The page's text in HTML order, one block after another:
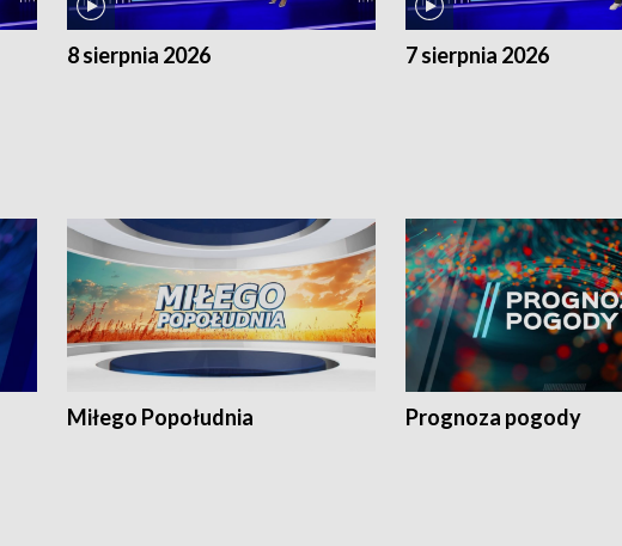
8 sierpnia 2026 7 sierpnia 2026
Miłego Popołudnia Prognoza pogody